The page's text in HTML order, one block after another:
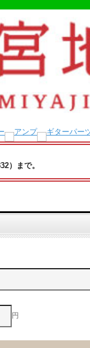
）まで。
円